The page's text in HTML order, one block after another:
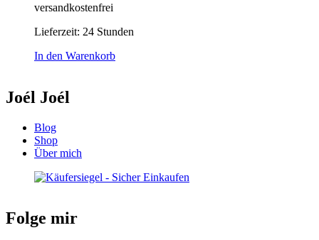
versandkostenfrei
Lieferzeit: 24 Stunden
In den Warenkorb
Joél Joél
Blog
Shop
Über mich
Folge mir